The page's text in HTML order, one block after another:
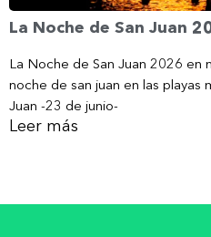
La Noche de San Juan
La Noche de San Juan 2026 en
noche de san juan en las playas
Juan -23 de junio-
Leer más